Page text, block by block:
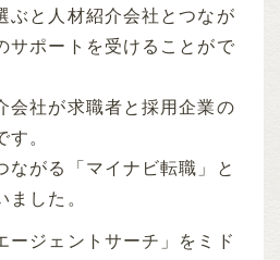
ぶと人材紹介会社とつなが
サポートを受けることがで
会社が求職者と採用企業の
。
ながる「マイナビ転職」と
ました。
ージェントサーチ」をミド